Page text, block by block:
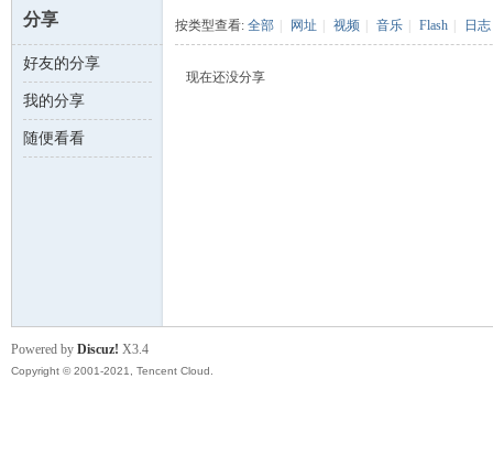
数 ›
分享
好友的分享
我的分享
随便看看
按类型查看: 全部 网址 视频 音乐 Flash 日志
现在还没分享
Powered by Discuz! X3.4
Copyright © 2001-2021, Tencent Cloud.